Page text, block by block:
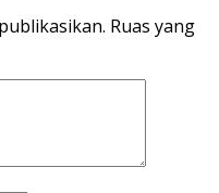
Ruas yang